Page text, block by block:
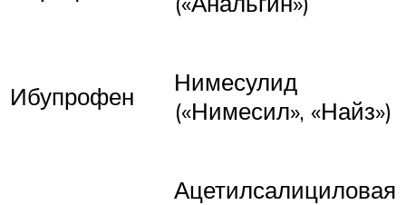
Ибупрофен
Нимесулид
(«Нимесил», «Найз»)
Ацетилсалициловая